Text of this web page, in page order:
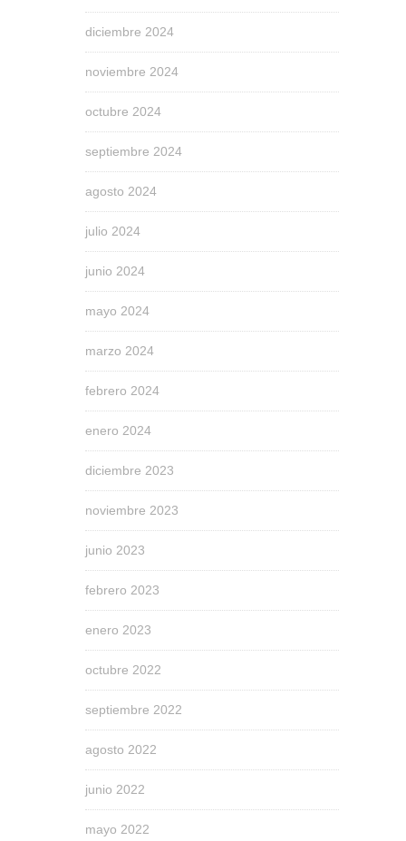
diciembre 2024
noviembre 2024
octubre 2024
septiembre 2024
agosto 2024
julio 2024
junio 2024
mayo 2024
marzo 2024
febrero 2024
enero 2024
diciembre 2023
noviembre 2023
junio 2023
febrero 2023
enero 2023
octubre 2022
septiembre 2022
agosto 2022
junio 2022
mayo 2022